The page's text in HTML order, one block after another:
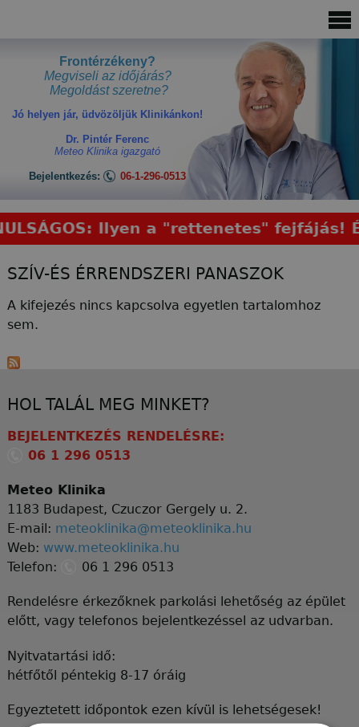
Frontérzékeny?
Megviseli az időjárás?
Megoldást szeretne?
Jó helyen jár, üdvözöljük Klinikánkon!
Dr. Pintér Ferenc
Meteo Klinika igazgató
Bejelentkezés: 06-1-296-0513
Ilyen a "rettenetes" fejfájás!
Back
to
top
SZÍV-ÉS ÉRRENDSZERI PANASZOK
A kifejezés nincs kapcsolva egyetlen tartalomhoz
sem.
HOL TALÁL MEG MINKET?
BEJELENTKEZÉS RENDELÉSRE:
06 1 296 0513
Meteo Klinika
1183 Budapest, Czuczor Gergely u. 2.
E-mail: meteoklinika@meteoklinika.hu
Web: www.meteoklinika.hu
Telefon:
06 1 296 0513
Rendelésre érkezőknek parkolási lehetőség az épület
előtt, vagy telefonos bejelentkezéssel az udvarban.
Nyitvatartási idő:
hétfőtől péntekig 8-17 óráig
Egyeztetett időpontok ezen kívül is lehetségesek!